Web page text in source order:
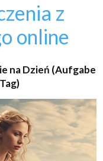
z
online
na Dzień (Aufgabe